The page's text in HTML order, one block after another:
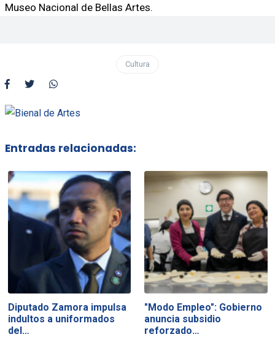
Museo Nacional de Bellas Artes.
Cultura
Entradas relacionadas:
Diputado Zamora impulsa
indultos a uniformados
del…
"Modo Empleo": Gobierno
anuncia subsidio
reforzado…